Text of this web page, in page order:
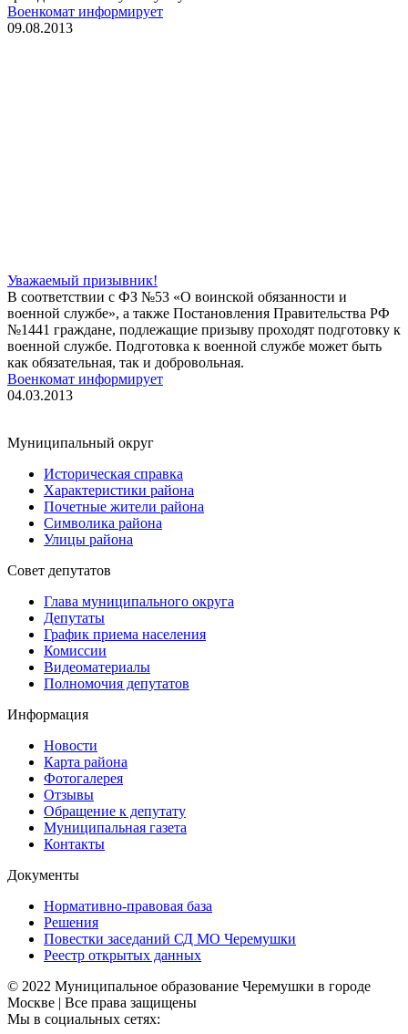
Военкомат информирует
09.08.2013
Уважаемый призывник!
В соответствии с ФЗ №53 «О воинской обязанности и
военной службе», а также Постановления Правительства РФ
№1441 граждане, подлежащие призыву проходят подготовку к
военной службе. Подготовка к военной службе может быть
как обязательная, так и добровольная.
Военкомат информирует
04.03.2013
Муниципальный округ
Историческая справка
Характеристики района
Почетные жители района
Символика района
Улицы района
Совет депутатов
Глава муниципального округа
Депутаты
График приема населения
Комиссии
Видеоматериалы
Полномочия депутатов
Информация
Новости
Карта района
Фотогалерея
Отзывы
Обращение к депутату
Муниципальная газета
Контакты
Документы
Нормативно-правовая база
Решения
Повестки заседаний СД МО Черемушки
Реестр открытых данных
© 2022 Муниципальное образование Черемушки в городе
Москве | Все права защищены
Мы в социальных сетях: